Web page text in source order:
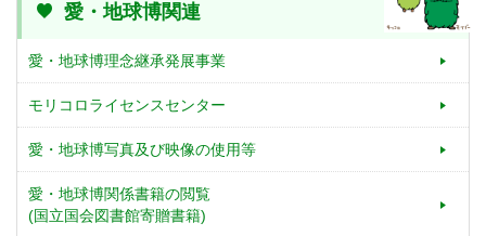
愛・地球博関連
愛・地球博理念継承発展事業
モリコロライセンスセンター
愛・地球博写真及び映像の使用等
愛・地球博関係書籍の閲覧
(国立国会図書館寄贈書籍)